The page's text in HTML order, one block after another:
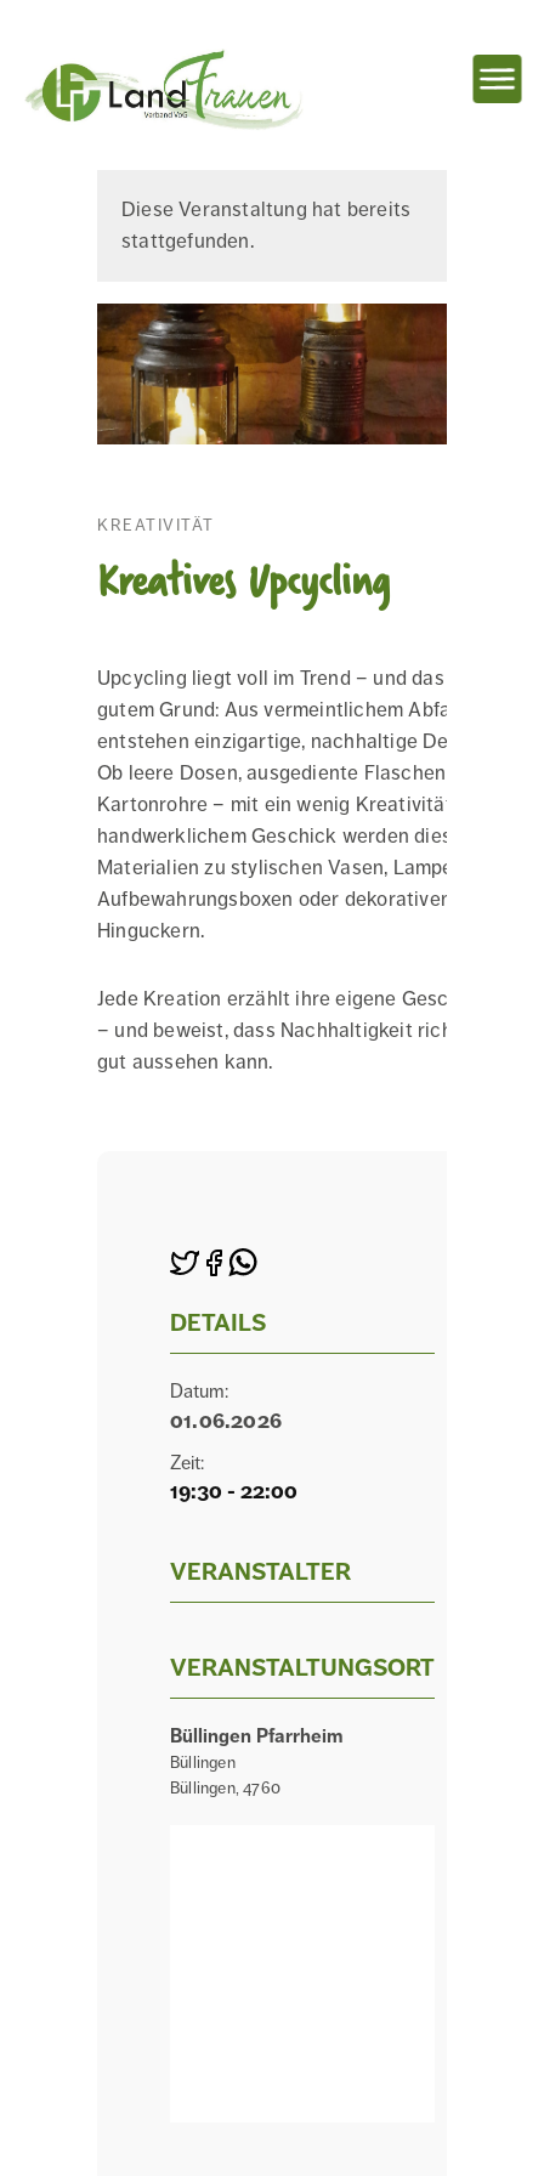
Landfrauenverband
Ostbelgien
Diese Veranstaltung hat bereits
stattgefunden.
KREATIVITÄT
Kreatives Upcycling
Upcycling liegt voll im Trend – und das aus
gutem Grund: Aus vermeintlichem Abfall
entstehen einzigartige, nachhaltige Designs.
Ob leere Dosen, ausgediente Flaschen oder
Kartonrohre – mit ein wenig Kreativität und
handwerklichem Geschick werden diese
Materialien zu stylischen Vasen, Lampen,
Aufbewahrungsboxen oder dekorativen
Hinguckern.
Jede Kreation erzählt ihre eigene Geschichte
– und beweist, dass Nachhaltigkeit richtig
gut aussehen kann.
DETAILS
Datum:
01.06.2026
Zeit:
19:30 - 22:00
VERANSTALTER
VERANSTALTUNGSORT
Büllingen Pfarrheim
Büllingen
Büllingen, 4760